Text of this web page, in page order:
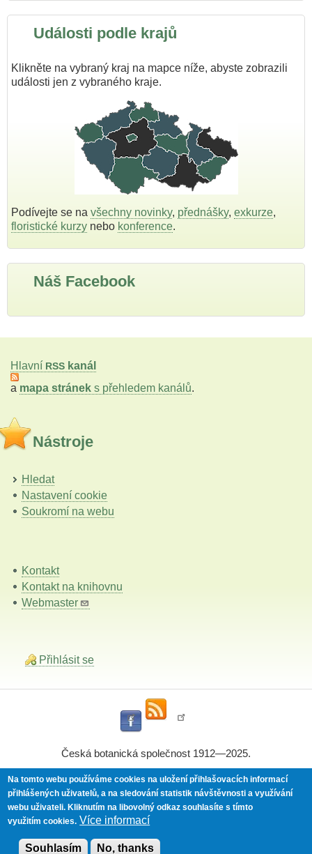
Události podle krajů
Klikněte na vybraný kraj na mapce níže, abyste zobrazili
události jen z vybraného kraje.
Podívejte se na všechny novinky, přednášky, exkurze,
floristické kurzy nebo konference.
Náš Facebook
Hlavní RSS kanál
a mapa stránek s přehledem kanálů.
Nástroje
Hledat
Nastavení cookie
Soukromí na webu
Kontakt
Kontakt na knihovnu
Webmaster
Přihlásit se
Česká botanická společnost 1912—2025.
Powered byDrupal
Na tomto webu používáme cookies na uložení přihlašovacích informací
přihlášených uživatelů, a na sledování statistik návštěvnosti a využívání
webu uživateli. Kliknutím na libovolný odkaz souhlasíte s tímto
využitím cookies. Více informací
Souhlasím No, thanks